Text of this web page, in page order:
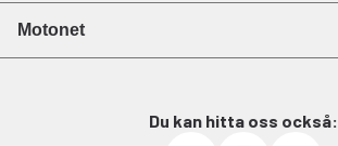
Motonet
Du kan hitta oss också: